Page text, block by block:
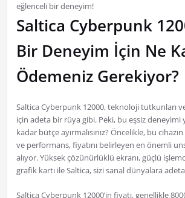
eğlenceli bir deneyim!
Saltica Cyberpunk
Bir Deneyim İçin Ne
Ödemeniz Gerekiyor?
Saltica Cyberpunk 12000, teknoloji tutkunları
için adeta bir rüya gibi. Peki, bu eşsiz deneyimi
kadar bütçe ayırmalısınız? Öncelikle, bu
ve performans, fiyatını belirleyen en önemli
alıyor. Yüksek çözünürlüklü ekranı, güçlü
grafik kartı ile Saltica, sizi sanal dünyalara
Saltica Cyberpunk 12000’in fiyatı, genellikle